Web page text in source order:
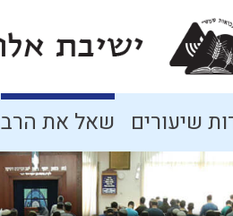
שיעורים שאל את הרב